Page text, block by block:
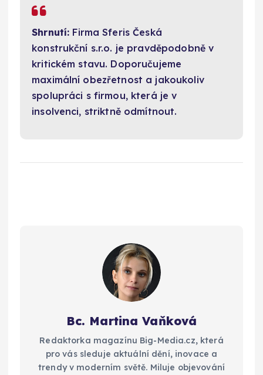
Shrnutí: Firma Sferis Česká
konstrukční s.r.o. je pravděpodobně v
kritickém stavu. Doporučujeme
maximální obezřetnost a jakoukoliv
spolupráci s firmou, která je v
insolvenci, striktně odmítnout.
Bc. Martina Vaňková
Redaktorka magazínu Big-Media.cz, která
pro vás sleduje aktuální dění, inovace a
trendy v moderním světě. Miluje objevování